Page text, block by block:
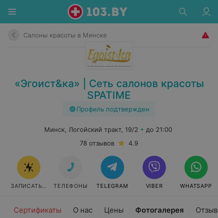
Салоны красоты в Минске
«Эгоист&ка» | Сеть салонов красоты
SPATIME
Профиль подтвержден
Сертификаты О нас Цены Фотогалерея
Минск, Логойский тракт, 19/2
до 21:00
78 отзывов
4.9
ЗАПИСАТЬСЯ ТЕЛЕФОНЫ TELEGRAM VIBER WHATSAPP